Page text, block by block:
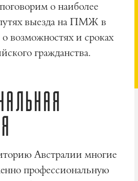
о наиболее
выезда на ПМЖ в
возможностях и сроках
гражданства.
Австралии многие
профессиональную